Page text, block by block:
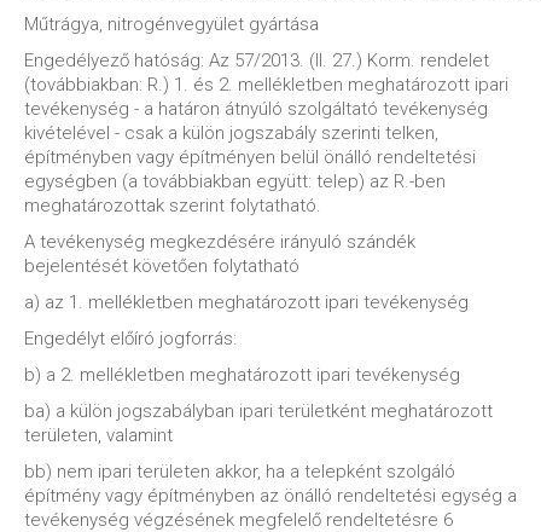
Műtrágya, nitrogénvegyület gyártása
Engedélyező hatóság: Az 57/2013. (II. 27.) Korm. rendelet
(továbbiakban: R.) 1. és 2. mellékletben meghatározott ipari
tevékenység - a határon átnyúló szolgáltató tevékenység
kivételével - csak a külön jogszabály szerinti telken,
építményben vagy építményen belül önálló rendeltetési
egységben (a továbbiakban együtt: telep) az R.-ben
meghatározottak szerint folytatható.
A tevékenység megkezdésére irányuló szándék
bejelentését követően folytatható
a) az 1. mellékletben meghatározott ipari tevékenység
Engedélyt előíró jogforrás:
b) a 2. mellékletben meghatározott ipari tevékenység
ba) a külön jogszabályban ipari területként meghatározott
területen, valamint
bb) nem ipari területen akkor, ha a telepként szolgáló
építmény vagy építményben az önálló rendeltetési egység a
tevékenység végzésének megfelelő rendeltetésre 6